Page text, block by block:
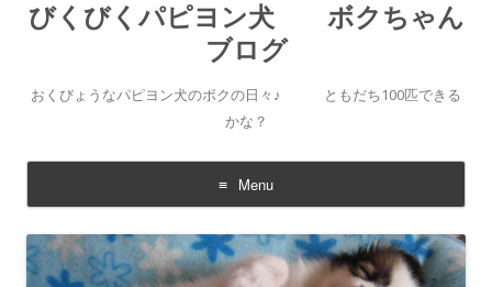
びくびくパピヨン犬 ボクちゃん
ブログ
おくびょうなパピヨン犬のボクの日々♪ ともだち100匹できる
かな？
Menu
Skip to content